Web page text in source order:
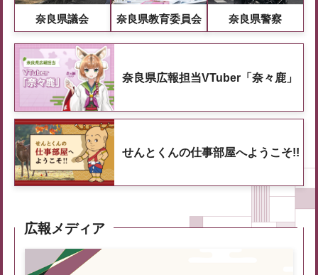
奈良県議会 奈良県教育委員会 奈良県警察
奈良県広報担当VTuber「奈々鹿」
せんとくんの仕事部屋へようこそ!!
広報メディア